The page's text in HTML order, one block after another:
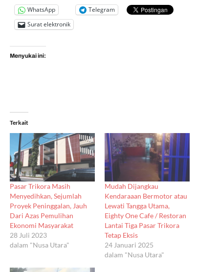
WhatsApp
Telegram
Surat elektronik
Menyukai ini:
Terkait
Pasar Trikora Masih
Menyedihkan, Sejumlah
Proyek Peninggalan, Jauh
Dari Azas Pemulihan
Ekonomi Masyarakat
28 Juli 2023
dalam "Nusa Utara"
Mudah Dijangkau
Kendaraaan Bermotor atau
Lewati Tangga Utama,
Eighty One Cafe / Restoran
Lantai Tiga Pasar Trikora
Tetap Eksis
24 Januari 2025
dalam "Nusa Utara"